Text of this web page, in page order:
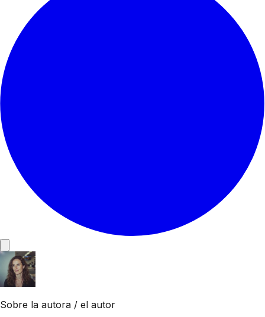
Sobre la autora / el autor